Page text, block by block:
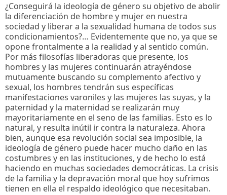
¿Conseguirá la ideología de género su objetivo de abolir
la diferenciación de hombre y mujer en nuestra
sociedad y liberar a la sexualidad humana de todos sus
condicionamientos?… Evidentemente que no, ya que se
opone frontalmente a la realidad y al sentido común.
Por más filosofías liberadoras que presente, los
hombres y las mujeres continuarán atrayéndose
mutuamente buscando su complemento afectivo y
sexual, los hombres tendrán sus específicas
manifestaciones varoniles y las mujeres las suyas, y la
paternidad y la maternidad se realizarán muy
mayoritariamente en el seno de las familias. Esto es lo
natural, y resulta inútil ir contra la naturaleza. Ahora
bien, aunque esa revolución social sea imposible, la
ideología de género puede hacer mucho daño en las
costumbres y en las instituciones, y de hecho lo está
haciendo en muchas sociedades democráticas. La crisis
de la familia y la depravación moral que hoy sufrimos
tienen en ella el respaldo ideológico que necesitaban.